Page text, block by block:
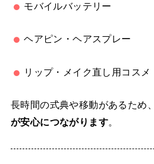
モバイルバッテリー
ヘアピン・ヘアスプレー
リップ・メイク直し用コスメ
長時間の式典や移動があるため
が安心につながります。